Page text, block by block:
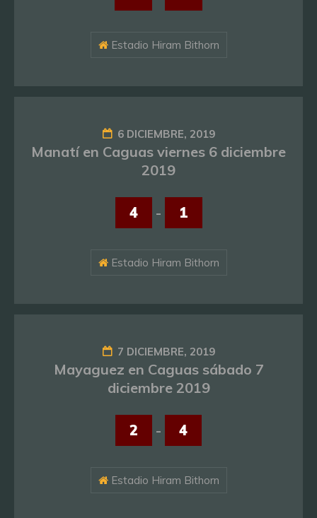
Estadio Hiram Bithorn
6 DICIEMBRE, 2019
Manatí en Caguas viernes 6 diciembre
2019
4 - 1
Estadio Hiram Bithorn
7 DICIEMBRE, 2019
Mayaguez en Caguas sábado 7
diciembre 2019
2 - 4
Estadio Hiram Bithorn